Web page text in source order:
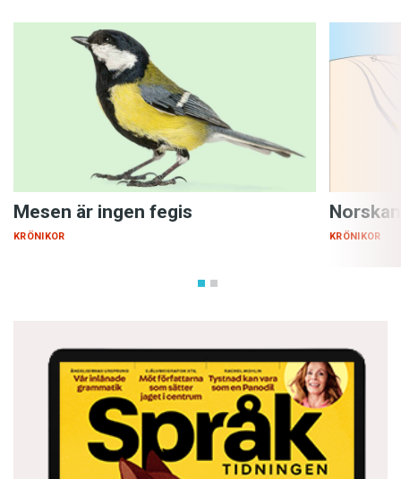
Mesen är ingen fegis
KRÖNIKOR KRÖNIKOR